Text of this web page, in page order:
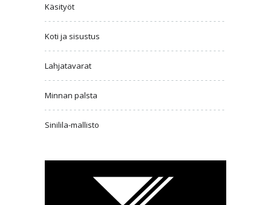
Käsityöt
Koti ja sisustus
Lahjatavarat
Minnan palsta
Sinilila-mallisto